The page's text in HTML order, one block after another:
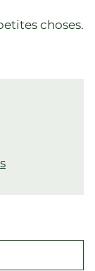
choses.